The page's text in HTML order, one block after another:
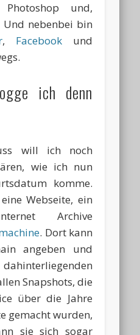
und,
nebenbei bin
, Facebook und
ich denn
will ich noch
wie ich nun
komme.
Webseite, ein
Archive
. Dort kann
angeben und
Snapshots, die
über die Jahre
gemacht wurden,
sie sich sogar